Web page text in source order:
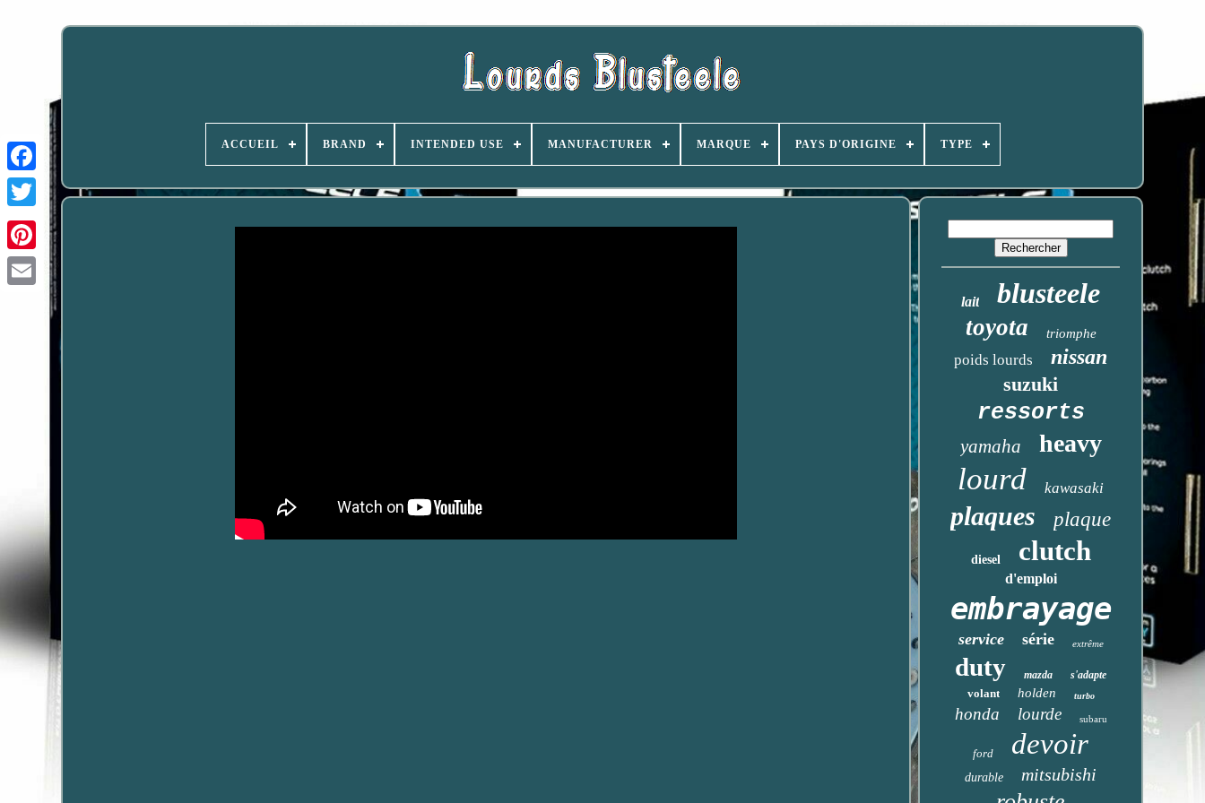
ACCUEIL BRAND INTENDED USE MANUFACTURER MARQUE PAYS D'ORIGINE TYPE
lait blusteele
toyota triomphe
poids lourds nissan
suzuki
ressorts
yamaha heavy
lourd kawasaki
plaques plaque
diesel clutch
d'emploi
embrayage
service série extrême
duty mazda s'adapte
volant holden turbo
honda lourde subaru
ford devoir
durable mitsubishi